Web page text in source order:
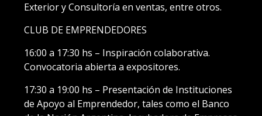
Exterior y Consultoría en ventas, entre otros.
CLUB DE EMPRENDEDORES
16:00 a 17:30 hs – Inspiración colaborativa.
Convocatoria abierta a expositores.
17:30 a 19:00 hs – Presentación de Instituciones
de Apoyo al Emprendedor, tales como el Banco